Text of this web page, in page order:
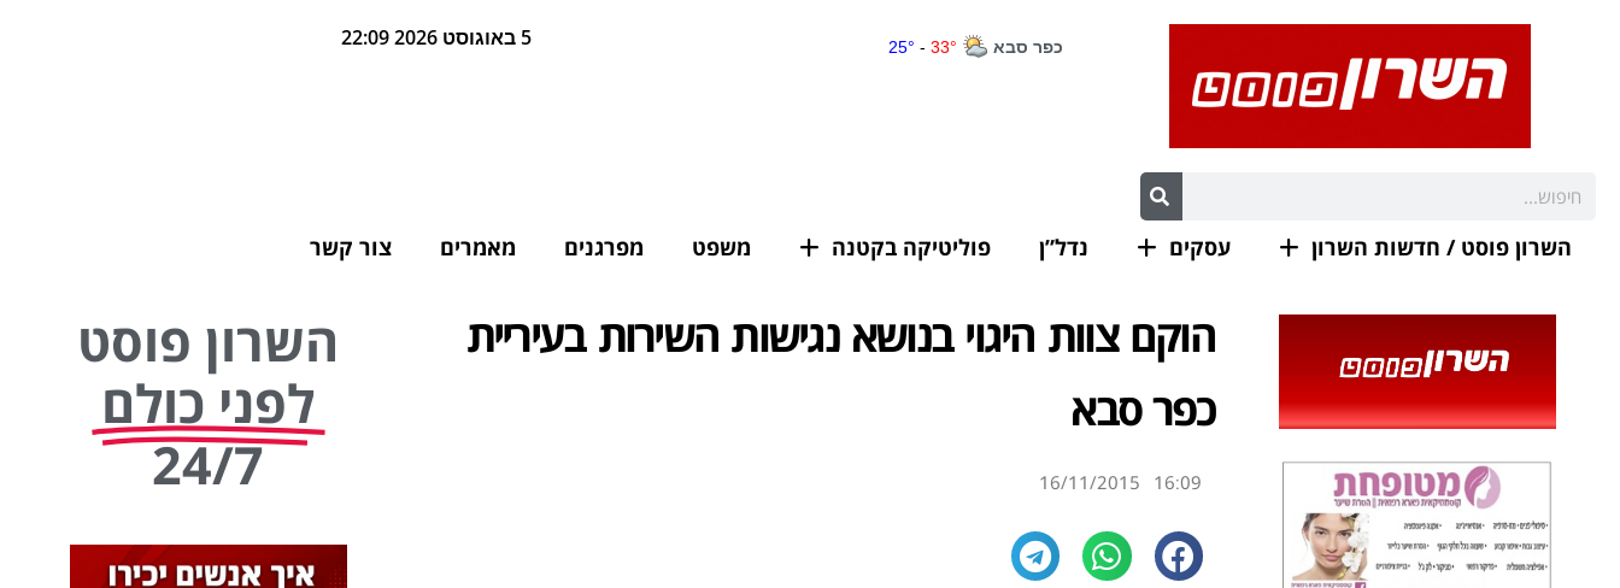
5 באוגוסט 2026 22:09
השרון פוסט / חדשות השרון עסקים נדל”ן פוליטיקה בקטנה משפט מפרגנים מאמרים צור קשר
הוקם צוות היגוי בנושא נגישות השירות בעיריית
כפר סבא
16:09
16/11/2015
השרון פוסט
לפני כולם
24/7